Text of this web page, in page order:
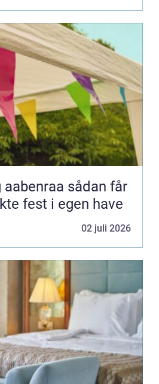
sådan får
fest i egen have
02 juli 2026